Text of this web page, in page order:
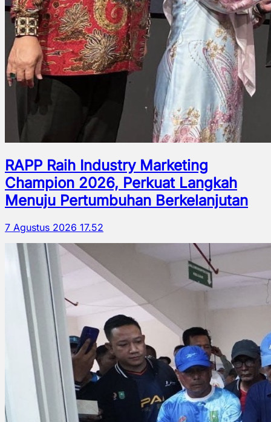
RAPP Raih Industry Marketing
Champion 2026, Perkuat Langkah
Menuju Pertumbuhan Berkelanjutan
7 Agustus 2026 17.52